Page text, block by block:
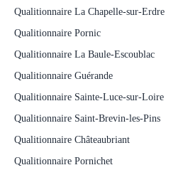
Qualitionnaire La Chapelle-sur-Erdre
Qualitionnaire Pornic
Qualitionnaire La Baule-Escoublac
Qualitionnaire Guérande
Qualitionnaire Sainte-Luce-sur-Loire
Qualitionnaire Saint-Brevin-les-Pins
Qualitionnaire Châteaubriant
Qualitionnaire Pornichet